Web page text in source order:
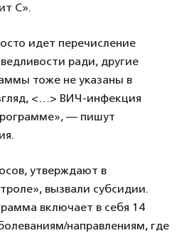
С».
идет перечисление
ради, другие
тоже не указаны в
<…> ВИЧ-инфекция
— пишут
утверждают в
вызвали субсидии.
включает в себя 14
направлениям, где